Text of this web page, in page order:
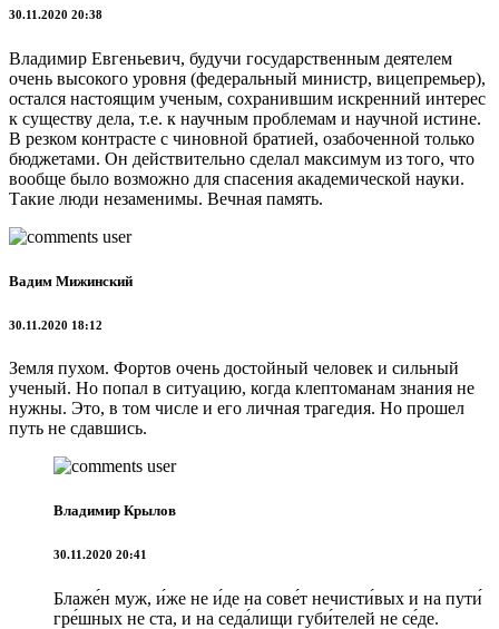
30.11.2020 20:38
Владимир Евгеньевич, будучи государственным деятелем
очень высокого уровня (федеральный министр, вицепремьер),
остался настоящим ученым, сохранившим искренний интерес
к существу дела, т.е. к научным проблемам и научной истине.
В резком контрасте с чиновной братией, озабоченной только
бюджетами. Он действительно сделал максимум из того, что
вообще было возможно для спасения академической науки.
Такие люди незаменимы. Вечная память.
Вадим Мижинский
30.11.2020 18:12
Земля пухом. Фортов очень достойный человек и сильный
ученый. Но попал в ситуацию, когда клептоманам знания не
нужны. Это, в том числе и его личная трагедия. Но прошел
путь не сдавшись.
Владимир Крылов
30.11.2020 20:41
Блаже́н муж, и́же не и́де на сове́т нечисти́вых и на пути́
гре́шных не ста, и на седа́лищи губи́телей не се́де.